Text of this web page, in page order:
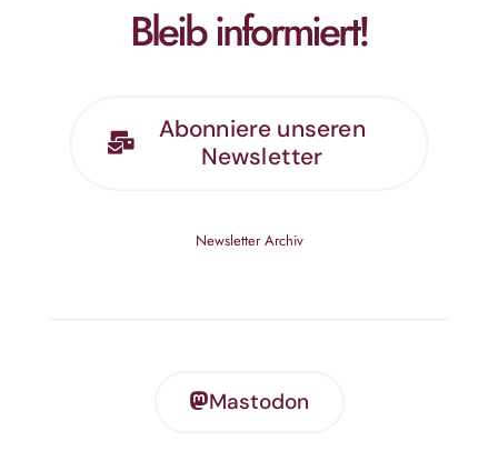
Bleib informiert!
Abonniere unseren
Newsletter
Newsletter Archiv
Mastodon